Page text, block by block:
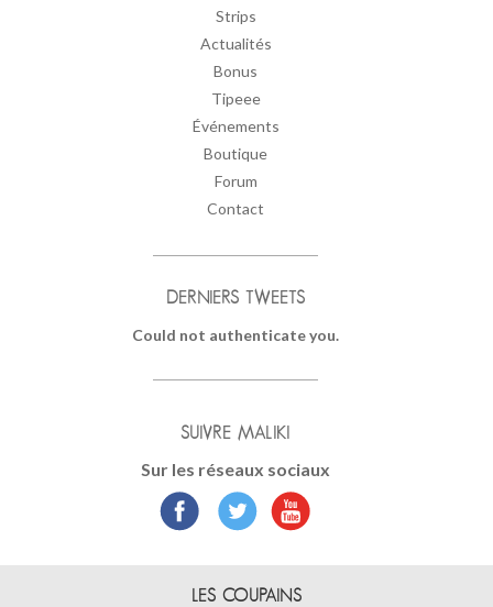
Strips
Actualités
Bonus
Tipeee
Événements
Boutique
Forum
Contact
DERNIERS TWEETS
Could not authenticate you.
SUIVRE MALIKI
Sur les réseaux sociaux
LES COUPAINS